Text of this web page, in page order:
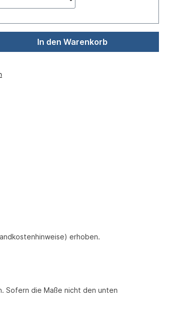
In den Warenkorb
erhoben.
Sofern die Maße nicht den unten